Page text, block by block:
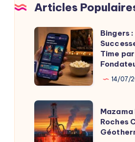
Articles
Bingers
Le
Successeur
de
TV
Time
par
Bingers :
Time
14/07/
Mazama
Perce
Roches
Roches